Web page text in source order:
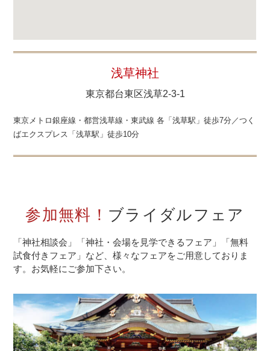
浅草神社
東京都台東区浅草2-3-1
東京メトロ銀座線・都営浅草線・東武線 各「浅草駅」徒歩7分／つく
ばエクスプレス「浅草駅」徒歩10分
参加無料！ ブライダルフェア
「神社相談会」「神社・会場を見学できるフェア」「無料
試食付きフェア」など、様々なフェアをご用意しておりま
す。お気軽にご参加下さい。